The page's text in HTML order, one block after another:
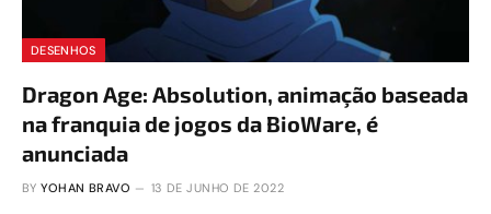
DESENHOS
Dragon Age: Absolution, animação baseada
na franquia de jogos da BioWare, é
anunciada
BY YOHAN BRAVO 13 DE JUNHO DE 2022